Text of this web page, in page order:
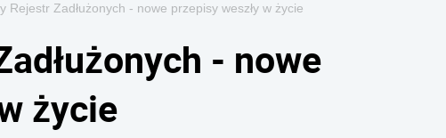
Rejestr Zadłużonych - nowe przepisy weszły w życie
- nowe
życie